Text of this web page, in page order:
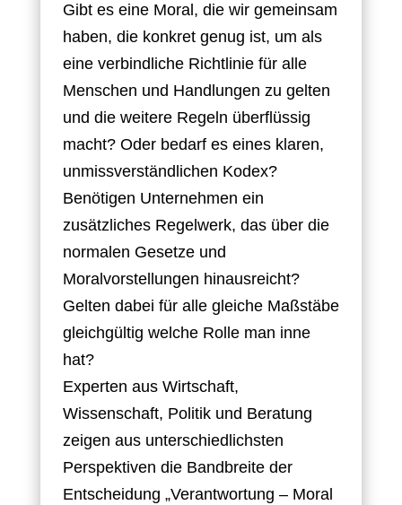
Gibt es eine Moral, die wir gemeinsam
haben, die konkret genug ist, um als
eine verbindliche Richtlinie für alle
Menschen und Handlungen zu gelten
und die weitere Regeln überflüssig
macht? Oder bedarf es eines klaren,
unmissverständlichen Kodex?
Benötigen Unternehmen ein
zusätzliches Regelwerk, das über die
normalen Gesetze und
Moralvorstellungen hinausreicht?
Gelten dabei für alle gleiche Maßstäbe
gleichgültig welche Rolle man inne
hat?
Experten aus Wirtschaft,
Wissenschaft, Politik und Beratung
zeigen aus unterschiedlichsten
Perspektiven die Bandbreite der
Entscheidung „Verantwortung – Moral